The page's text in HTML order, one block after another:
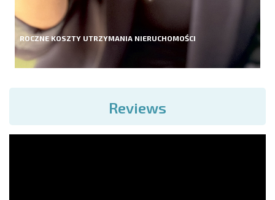
ROCZNE KOSZTY UTRZYMANIA NIERUCHOMOŚCI
Reviews